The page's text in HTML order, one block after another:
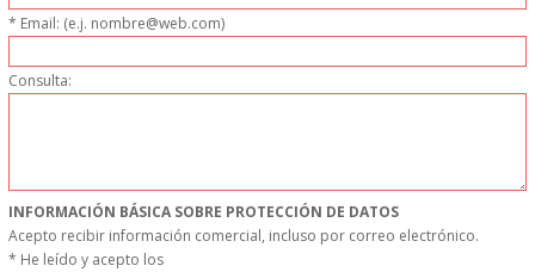
MENAJE DE COCINA
MAQUINARIA OTROS
MUEBLES INOX. COCINA
PAPEL Y PRODUCTOS UNIUSO
* Email: (e.j. nombre@web.com)
Consulta:
INFORMACIÓN BÁSICA SOBRE PROTECCIÓN DE DATOS
Acepto recibir información comercial, incluso por correo electrónico.
* He leído y acepto los